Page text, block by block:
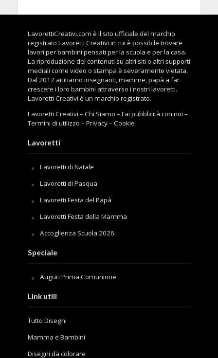
LavorettiCreativi.com è il sito ufficiale del marchio
registrato Lavoretti Creativi in cui è possibile trovare
lavori per bambini pensati per la scuola e per la casa.
La riproduzione dei contenuti su altri siti o altri supporti
mediali come video o stampa è severamente vietata.
Dal 2012 aiutiamo insegnanti, mamme, papà a far
crescere i loro bambini attraverso i nostri lavoretti.
Lavoretti Creativi è un marchio registrato.
Lavoretti Creativi –Chi Siamo –Fai pubblicità con noi –
Termini di utilizzo –Privacy–Cookie
Lavoretti
Lavoretti di Natale
Lavoretti di Pasqua
Lavoretti Festa del Papà
Lavoretti Festa della Mamma
Accoglienza Scuola 2026
Speciale
Auguri Prima Comunione
Link utili
Tutto Disegni
Mamma e Bambini
Disegni da colorare